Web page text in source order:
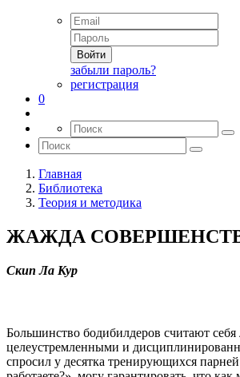
Войти
забыли пароль?
регистрация
0
Главная
Библиотека
Теория и методика
ЖАЖДА
Скип Ла Кур
Большинство бодибилдеров считают
целеустремленными и
спросил у десятка тренирующихся